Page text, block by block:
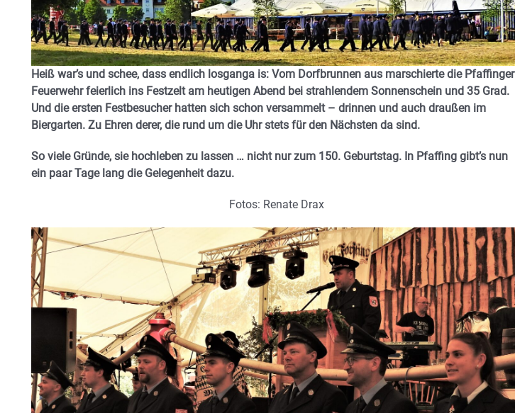
Heiß war’s und schee, dass endlich losganga is: Vom Dorfbrunnen aus marschierte die Pfaffinger
Feuerwehr feierlich ins Festzelt am heutigen Abend bei strahlendem Sonnenschein und 35 Grad.
Und die ersten Festbesucher hatten sich schon versammelt – drinnen und auch draußen im
Biergarten. Zu Ehren derer, die rund um die Uhr stets für den Nächsten da sind.
So viele Gründe, sie hochleben zu lassen … nicht nur zum 150. Geburtstag. In Pfaffing gibt’s nun
ein paar Tage lang die Gelegenheit dazu.
Fotos: Renate Drax